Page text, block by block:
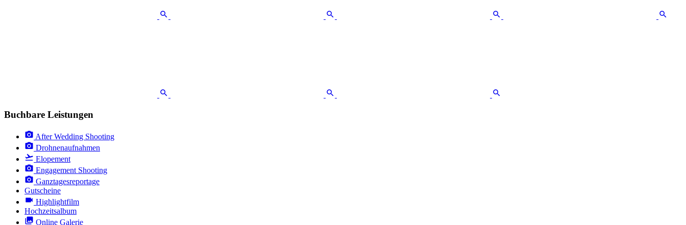
Buchbare Leistungen
After Wedding Shooting
Drohnenaufnahmen
Elopement
Engagement Shooting
Ganztagesreportage
Gutscheine
Highlightfilm
Hochzeitsalbum
Online Galerie